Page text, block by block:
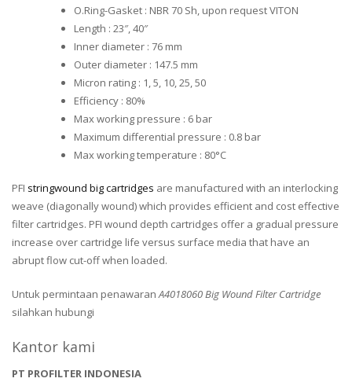
O.Ring-Gasket : NBR 70 Sh, upon request VITON
Length : 23″, 40″
Inner diameter : 76 mm
Outer diameter : 147.5 mm
Micron rating : 1, 5, 10, 25, 50
Efficiency : 80%
Max working pressure : 6 bar
Maximum differential pressure : 0.8 bar
Max working temperature : 80°C
PFI stringwound big cartridges are manufactured with an interlocking
weave (diagonally wound) which provides efficient and cost effective
filter cartridges. PFI wound depth cartridges offer a gradual pressure
increase over cartridge life versus surface media that have an
abrupt flow cut-off when loaded.
Untuk permintaan penawaranA4018060 Big Wound Filter Cartridge
silahkan hubungi
Kantor kami
PT PROFILTER INDONESIA